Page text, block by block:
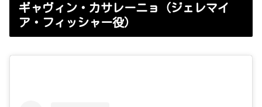
ギャヴィン・カサレーニョ（ジェレマイ
ア・フィッシャー役）